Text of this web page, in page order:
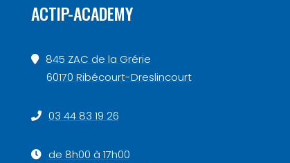
ACTIP-ACADEMY
845 ZAC de la Grérie
60170 Ribécourt-Dreslincourt
03 44 83 19 26
de 8h00 à 17h00